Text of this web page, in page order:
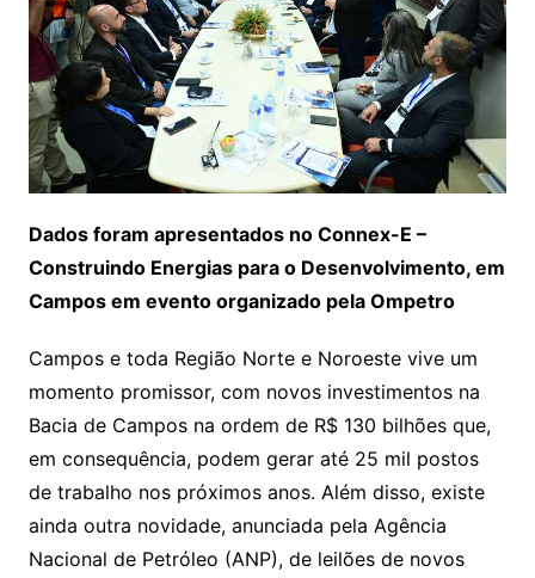
Dados foram apresentados no Connex-E –
Construindo Energias para o Desenvolvimento, em
Campos em evento organizado pela Ompetro
Campos e toda Região Norte e Noroeste vive um
momento promissor, com novos investimentos na
Bacia de Campos na ordem de R$ 130 bilhões que,
em consequência, podem gerar até 25 mil postos
de trabalho nos próximos anos. Além disso, existe
ainda outra novidade, anunciada pela Agência
Nacional de Petróleo (ANP), de leilões de novos